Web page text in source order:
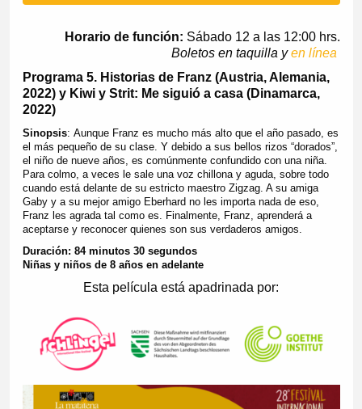
Horario de función: Sábado 12 a las 12:00 hrs.
Boletos en taquilla yen línea
Programa 5. Historias de Franz (Austria, Alemania,
2022) y Kiwi y Strit: Me siguió a casa (Dinamarca,
2022)
Sinopsis: Aunque Franz es mucho más alto que el año pasado, es
el más pequeño de su clase. Y debido a sus bellos rizos “dorados”,
el niño de nueve años, es comúnmente confundido con una niña.
Para colmo, a veces le sale una voz chillona y aguda, sobre todo
cuando está delante de su estricto maestro Zigzag. A su amiga
Gaby y a su mejor amigo Eberhard no les importa nada de eso,
Franz les agrada tal como es. Finalmente, Franz, aprenderá a
aceptarse y reconocer quienes son sus verdaderos amigos.
Duración: 84 minutos 30 segundos
Niñas y niños de 8 años en adelante
Esta película está apadrinada por: